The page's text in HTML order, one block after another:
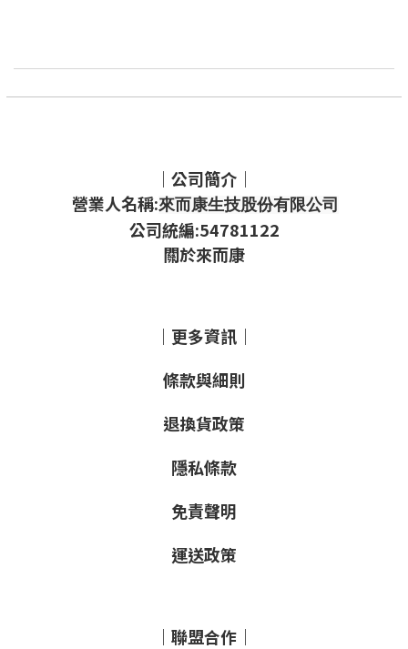
｜公司簡介｜
營業人名稱:來而康生技股份有限公司
公司統編:54781122
關於來而康
｜更多資訊｜
條款與細則
退換貨政策
隱私條款
免責聲明
運送政策
｜聯盟合作｜